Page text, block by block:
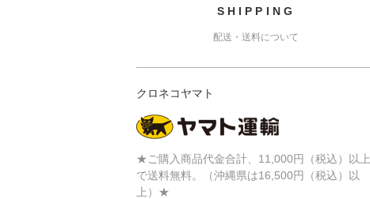
SHIPPING
配送・送料について
クロネコヤマト
★ご購入商品代金合計、11,000円（税込）以上
で送料無料。（沖縄県は16,500円（税込）以
上）★